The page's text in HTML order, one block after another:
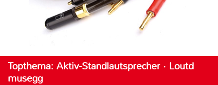
Topthema: Aktiv-Standlautsprecher · Loutd
musegg